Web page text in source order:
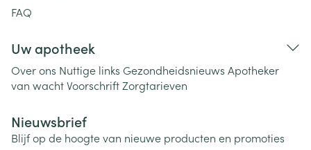
FAQ
Uw apotheek
Over ons Nuttige links Gezondheidsnieuws Apotheker
van wachtVoorschriftZorgtarieven
Nieuwsbrief
Blijf op de hoogte van nieuwe producten en promoties